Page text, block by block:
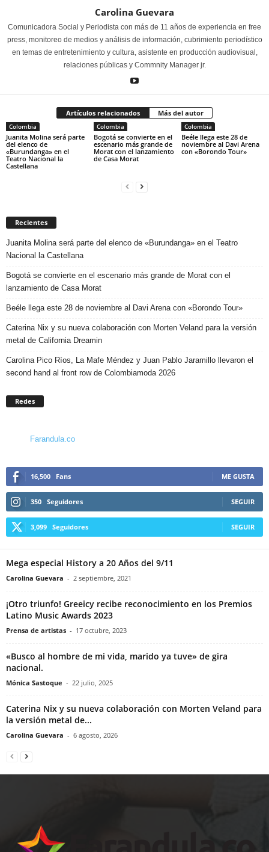
Carolina Guevara
Comunicadora Social y Periodista con más de 11 años de experiencia en free
press, monitoreo de medios y análisis de información, cubrimiento periodístico
en temas de entretenimiento y cultura, asistente en producción audiovisual,
relaciones públicas y Commnity Manager jr.
Artículos relacionados Más del autor
Colombia
Juanita Molina será parte
del elenco de
«Burundanga» en el
Teatro Nacional la
Castellana
Colombia
Bogotá se convierte en el
escenario más grande de
Morat con el lanzamiento
de Casa Morat
Colombia
Beéle llega este 28 de
noviembre al Davi Arena
con «Borondo Tour»
Recientes
Juanita Molina será parte del elenco de «Burundanga» en el Teatro
Nacional la Castellana
Bogotá se convierte en el escenario más grande de Morat con el
lanzamiento de Casa Morat
Beéle llega este 28 de noviembre al Davi Arena con «Borondo Tour»
Caterina Nix y su nueva colaboración con Morten Veland para la versión
metal de California Dreamin
Carolina Pico Ríos, La Mafe Méndez y Juan Pablo Jaramillo llevaron el
second hand al front row de Colombiamoda 2026
Redes
Farandula.co
16,500 Fans ME GUSTA
350 Seguidores SEGUIR
3,099 Seguidores SEGUIR
Mega especial History a 20 Años del 9/11
Carolina Guevara - 2 septiembre, 2021
¡Otro triunfo! Greeicy recibe reconocimiento en los Premios
Latino Music Awards 2023
Prensa de artistas - 17 octubre, 2023
«Busco al hombre de mi vida, marido ya tuve» de gira
nacional.
Mónica Sastoque - 22 julio, 2025
Caterina Nix y su nueva colaboración con Morten Veland para
la versión metal de...
Carolina Guevara - 6 agosto, 2026